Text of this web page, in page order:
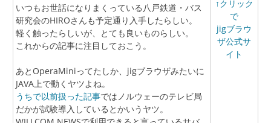
いつもお世話になりまくっている八戸鉄道・バス
研究会のHIROさんも予定通り入手したらしい。
軽く触ったらしいが、とても良いものらしい。
これからの記事に注目しておこう。
あとOperaMiniってたしか、jigブラウザみたいに
JAVA上で動くヤツよね。
うちで以前扱った記事ではノルウェーのテレビ局
だかが試験導入しているとかいうヤツ。
↑クリック
で
jigブラウ
ザ公式サ
イト